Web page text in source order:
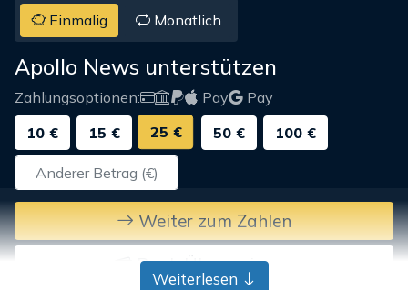
Einmalig Monatlich
Apollo News unterstützen
Zahlungsoptionen: Pay
Pay
10 €
15 € 25 € 50 € 100 €
Weiter zum Zahlen
Bank-Überweisung
Weiterlesen